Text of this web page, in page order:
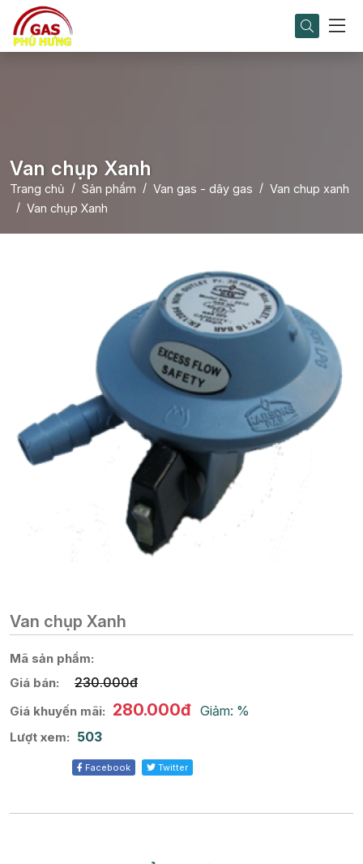
Van chụp Xanh
Trang chủ Sản phẩm Van gas - dây gas
Van chup xanh
Van chụp Xanh
Van chụp Xanh
Mã sản phẩm:
Giá bán:
230.000đ
Giá khuyến mãi: 280.000đ Giảm: %
Lượt xem: 503
Facebook Twitter